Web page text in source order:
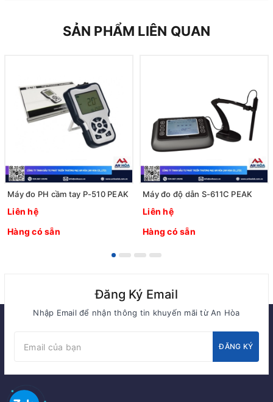
SẢN PHẨM LIÊN QUAN
Máy đo PH cầm tay P-510 PEAK
Liên hệ
Hàng có sẵn
Máy đo độ dẫn S-611C PEAK
Liên hệ
Hàng có sẵn
Đăng Ký Email
Nhập Email để nhận thông tin khuyến mãi từ An Hòa
ĐĂNG KÝ